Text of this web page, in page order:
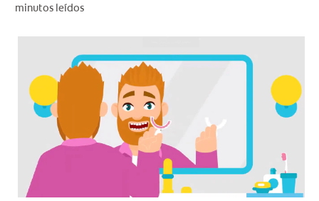
PARA PROFESIONALES
CUPONES
MX (ES)
minutos leídos